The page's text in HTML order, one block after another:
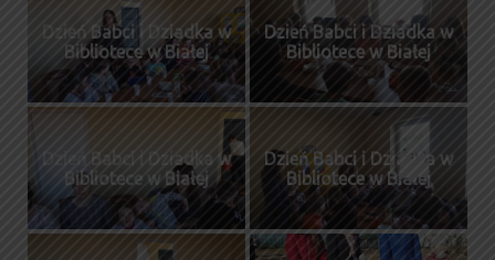
Dzień Babci i Dziadka w
Bibliotece w Białej
Dzień Babci i Dziadka w
Bibliotece w Białej
Dzień Babci i Dziadka w
Bibliotece w Białej
Dzień Babci i Dziadka w
Bibliotece w Białej